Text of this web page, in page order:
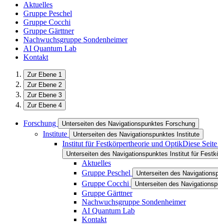
Aktuelles
Gruppe Peschel
Gruppe Cocchi
Gruppe Gärttner
Nachwuchsgruppe Sondenheimer
AI Quantum Lab
Kontakt
Zur Ebene 1
Zur Ebene 2
Zur Ebene 3
Zur Ebene 4
Forschung Unterseiten des Navigationspunktes Forschung
Institute Unterseiten des Navigationspunktes Institute
Institut für Festkörpertheorie und OptikDiese
Unterseiten des Navigationspunktes Institut für
Aktuelles
Gruppe Peschel
Unterseiten des
Gruppe Cocchi Unterseiten des
Gruppe Gärttner
Nachwuchsgruppe Sondenheimer
AI Quantum Lab
Kontakt